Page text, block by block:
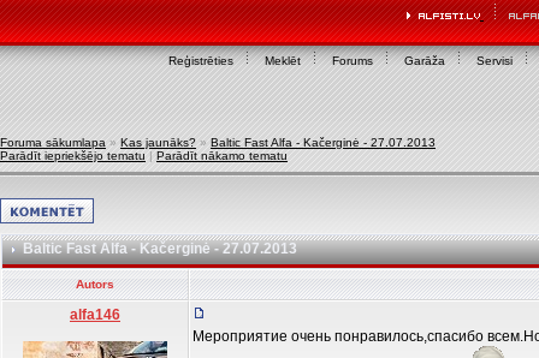
Reģistrēties Meklēt Forums Garāža Servisi
Foruma sākumlapa » Kas jaunāks? » Baltic Fast Alfa - Kačerginė - 27.07.2013
Parādīt iepriekšējo tematu | Parādīt nākamo tematu
Baltic Fast Alfa - Kačerginė - 27.07.2013
Autors
alfa146
Мероприятие очень понравилось,спасибо